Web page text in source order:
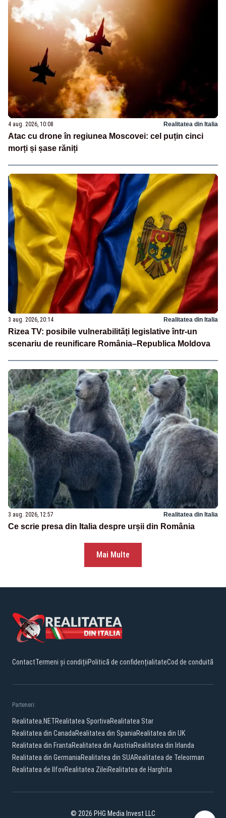
4 aug. 2026, 10:08 Realitatea din Italia
Atac cu drone în regiunea Moscovei: cel puțin cinci
morți și șase răniți
3 aug. 2026, 20:14 Realitatea din Italia
Rizea TV: posibile vulnerabilități legislative într-un
scenariu de reunificare România–Republica Moldova
3 aug. 2026, 12:57 Realitatea din Italia
Ce scrie presa din Italia despre urșii din România
Mai Multe
ContactTermeni și condițiiPolitică de confidențialitateCod de conduită
Parteneri:
Realitatea.NETRealitatea SportivaRealitatea Star
Realitatea din CanadaRealitatea din SpaniaRealitatea din UK
Realitatea din FrantaRealitatea din AustriaRealitatea din Irlanda
Realitatea din GermaniaRealitatea din SUARealitatea de Teleorman
Realitatea de IlfovRealitatea ZileiRealitatea de Harghita
© 2026 PHG Media Invest LLC